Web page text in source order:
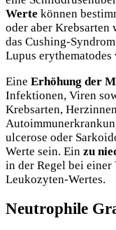
Werte können
oder aber
das Cushing-
Lupus
Eine Erhöhung der
Infektionen, Viren
Krebsarten,
ulcerose oder
Werte sein. Ein zu
in der Regel bei einer
Leukozyten-Wertes.
Neutrophile